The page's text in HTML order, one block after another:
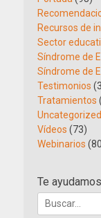
Recursos de
Sector
Síndrome de
Síndrome de
Testimonios
Tratamientos
Uncategorized
Vídeos (73)
Webinarios
Te
Buscar: